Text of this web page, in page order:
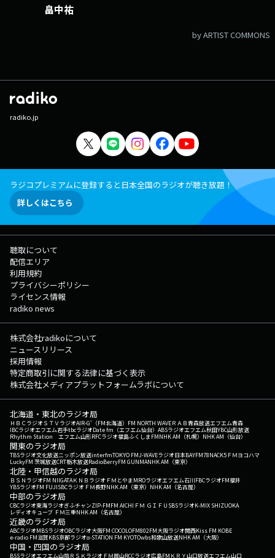
畠中祐
by ARTIST COMMONS
radiko.jp
ラジコプレミアムに登録すると日本全国のラジオが聴き放題！
詳しくはこちら
聴取について
配信エリア
利用規約
プライバシーポリシー
ライセンス情報
radiko news
株式会社radikoについて
ニュースリリース
採用情報
特定商取引に関する法律に基づく表示
株式会社メディアプラットフォームラボについて
北海道・東北のラジオ局
ＨＢＣラジオＳＴＶラジオAIR-G'（FM北海道） FM NORTH WAVEＲＡＢ青森放送エフエム青森
IBCラジオエフエム岩手tbcラジオDate fm（エフエム仙台） ABSラジオエフエム秋田YBC山形放送
Rhythm Station エフエム山形RFCラジオ福島ふくしまFMNHK AM（札幌） NHK AM（仙台）
関東のラジオ局
TBSラジオ文化放送ニッポン放送interfmTOKYO FMJ-WAVEラジオ日本BAYFM78NACK5 ＦＭヨコハマ
LuckyFM 茨城放送CRT栃木放送RadioBerryFM GUNMANHK AM（東京）
北陸・甲信越のラジオ局
ＢＳＮラジオFM NIIGATAＫＮＢラジオ ＦＭとやまMROラジオエフエム石川FBCラジオFM福井
YBSラジオFM FUJISBCラジオ ＦＭ長野NHK AM（東京） NHK AM（名古屋）
中部のラジオ局
CBCラジオ東海ラジオぎふチャンZIP-FMFM AICHI ＦＭ ＧＩＦＵ SBSラジオK-MIX SHIZUOKA
レディオキューブ ＦＭ三重NHK AM（名古屋）
近畿のラジオ局
ABCラジオMBSラジオOBCラジオ大阪FM COCOLOFM802FM大阪ラジオ関西Kiss FM KOBE
e-radio FM滋賀KBS京都ラジオα-STATION FM KYOTOwbs和歌山放送NHK AM（大阪）
中国・四国のラジオ局
BSSラジオエフエム山陰ＲＳＫラジオ ＦＭ岡山RCCラジオ広島FM ＫＲＹ山口放送エフエム山口